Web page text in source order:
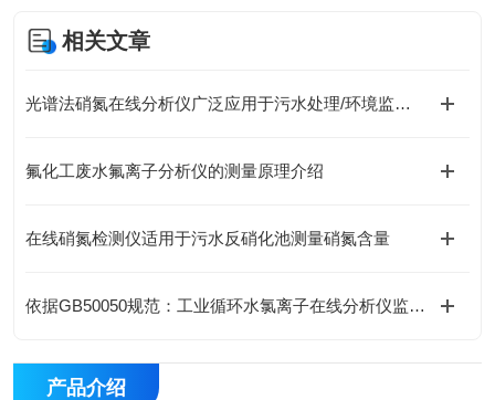
相关文章
光谱法硝氮在线分析仪广泛应用于污水处理/环境监测及工业过程控制等领域
氟化工废水氟离子分析仪的测量原理介绍
在线硝氮检测仪适用于污水反硝化池测量硝氮含量
依据GB50050规范：工业循环水氯离子在线分析仪监测阈值与报警设置
产品介绍